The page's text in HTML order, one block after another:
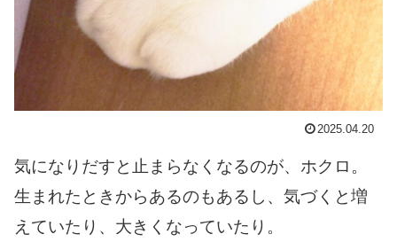
2025.04.20
気になりだすと止まらなくなるのが、ホクロ。
生まれたときからあるのもあるし、気づくと増
えていたり、大きくなっていたり。